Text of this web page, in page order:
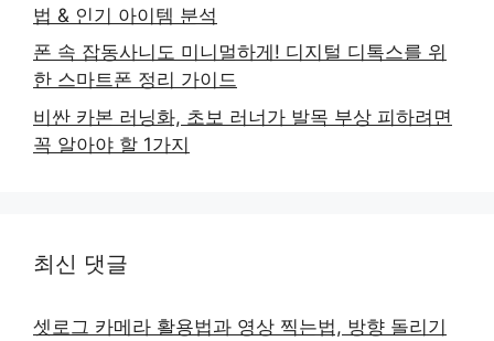
법 & 인기 아이템 분석
폰 속 잡동사니도 미니멀하게! 디지털 디톡스를 위
한 스마트폰 정리 가이드
비싼 카본 러닝화, 초보 러너가 발목 부상 피하려면
꼭 알아야 할 1가지
최신 댓글
셋로그 카메라 활용법과 영상 찍는법, 방향 돌리기